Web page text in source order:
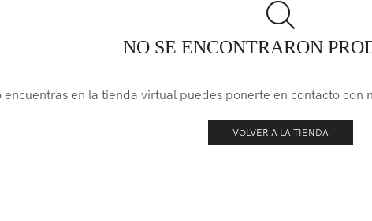
NO SE ENCONTRARON
encuentras en la tienda virtual puedes ponerte en contacto con
VOLVER A LA TIENDA